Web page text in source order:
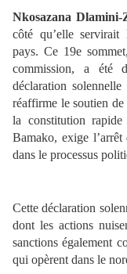
Nkosazana Dlamini-
côté qu’elle
pays. Ce 19e
commission, a été
déclaration
réaffirme le soutien
la constitution rapide
Bamako, exige
dans le processus
Cette déclaration
dont les actions
sanctions également
qui opèrent dans le